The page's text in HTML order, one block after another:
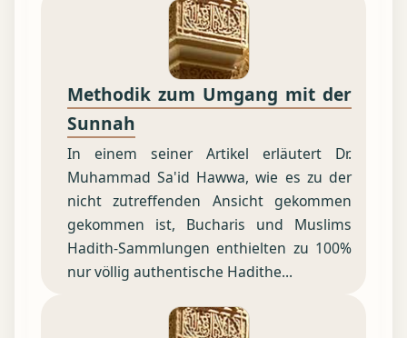
Methodik zum Umgang mit der
Sunnah
In einem seiner Artikel erläutert Dr.
Muhammad Sa'id Hawwa, wie es zu der
nicht zutreffenden Ansicht gekommen
gekommen ist, Bucharis und Muslims
Hadith-Sammlungen enthielten zu 100%
nur völlig authentische Hadithe...